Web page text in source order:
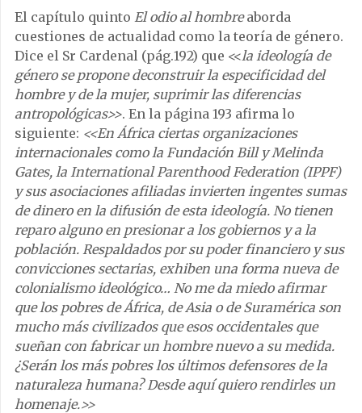
El capítulo quinto El odio al hombreaborda
cuestiones de actualidad como la teoría de género.
Dice el Sr Cardenal (pág.192) que <<la ideología de
género se propone deconstruir la especificidad del
hombre y de la mujer, suprimir las diferencias
antropológicas>>. En la página 193 afirma lo
siguiente: <<En África ciertas organizaciones
internacionales como la Fundación Bill y Melinda
Gates, la International Parenthood Federation (IPPF)
y sus asociaciones afiliadas invierten ingentes sumas
de dinero en la difusión de esta ideología. No tienen
reparo alguno en presionar a los gobiernos y a la
población. Respaldados por su poder financiero y sus
convicciones sectarias, exhiben una forma nueva de
colonialismo ideológico… No me da miedo afirmar
que los pobres de África, de Asia o de Suramérica son
mucho más civilizados que esos occidentales que
sueñan con fabricar un hombre nuevo a su medida.
¿Serán los más pobres los últimos defensores de la
naturaleza humana? Desde aquí quiero rendirles un
homenaje.>>